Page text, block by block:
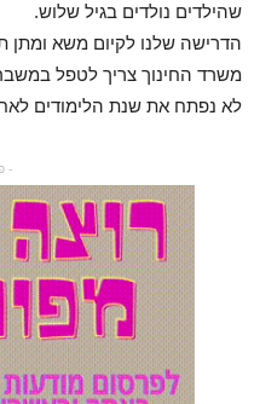
שהילדים נולדים בגיל שלוש.
הדרישה שלנו לקיום משא ומתן
משרד החינוך צריך לטפל במשבר
לא נפתח את שנת הלימודים
-